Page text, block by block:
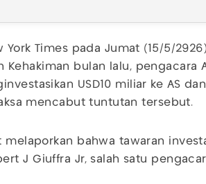
York Times pada Jumat (15/5/
Kehakiman bulan lalu, pengacara
USD10 miliar ke AS
mencabut tuntutan tersebut.
melaporkan bahwa tawaran
J Giuffra Jr, salah satu